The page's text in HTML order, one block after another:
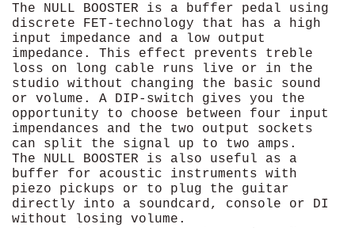
The NULL BOOSTER is a buffer pedal using
discrete FET-technology that has a high
input impedance and a low output
impedance. This effect prevents treble
loss on long cable runs live or in the
studio without changing the basic sound
or volume. A DIP-switch gives you the
opportunity to choose between four input
impendances and the two output sockets
can split the signal up to two amps.
The NULL BOOSTER is also useful as a
buffer for acoustic instruments with
piezo pickups or to plug the guitar
directly into a soundcard, console or DI
without losing volume.